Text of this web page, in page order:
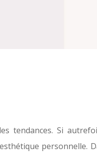
tendances. Si
personnelle.